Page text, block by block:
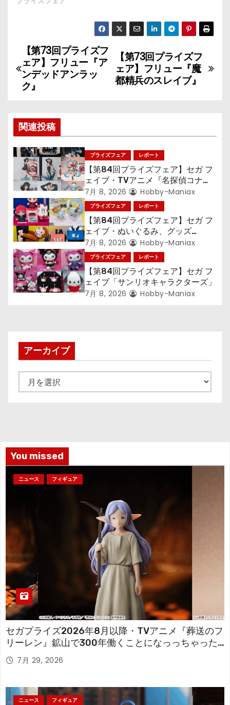
投
稿
ビ
ゲ
ー
シ
ョ
ン
【第73回プライズフ
ェア】フリュー『魔
都精兵のスレイブ』
【第73回プライズフ
ェア】フリュー『ア
ンデッドアンラッ
ク』
関連投稿
プライズフェア レポート
【第84回プライズフェア】セガ フ
ェイブ・TVアニメ『名探偵コナ
ン』TVアニメ『呪術廻戦』『〈物
語〉シリーズ』「初音ミク」
7月 8, 2026 Hobby-Maniax
プライズフェア レポート
【第84回プライズフェア】セガ フ
ェイブ・ぬいぐるみ、グッズ
『LiSA』『ミニオン』『おさるの
ジョージ』『ポケットモンスター』
7月 8, 2026 Hobby-Maniax
プライズフェア レポート
【第84回プライズフェア】セガ フ
ェイブ「サンリオキャラクターズ」
7月 8, 2026 Hobby-Maniax
アーカイブ
ー
You missed
ニュース フィギュア
セガプライズ2026年8月以降・TVアニメ『葬送のフ
リーレン』鉱山で300年働くことになっっちゃった
「フリーレン」を立体化！
7月 29, 2026
ニュース フィギュア